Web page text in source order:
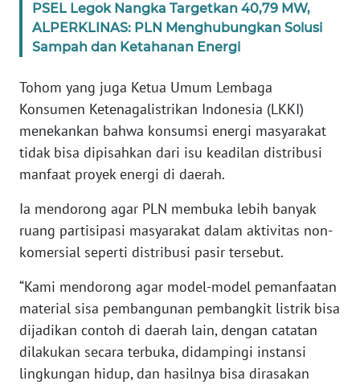
PSEL Legok Nangka Targetkan 40,79 MW,
ALPERKLINAS: PLN Menghubungkan Solusi
Sampah dan Ketahanan Energi
Tohom yang juga Ketua Umum Lembaga
Konsumen Ketenagalistrikan Indonesia (LKKI)
menekankan bahwa konsumsi energi masyarakat
tidak bisa dipisahkan dari isu keadilan distribusi
manfaat proyek energi di daerah.
Ia mendorong agar PLN membuka lebih banyak
ruang partisipasi masyarakat dalam aktivitas non-
komersial seperti distribusi pasir tersebut.
“Kami mendorong agar model-model pemanfaatan
material sisa pembangunan pembangkit listrik bisa
dijadikan contoh di daerah lain, dengan catatan
dilakukan secara terbuka, didampingi instansi
lingkungan hidup, dan hasilnya bisa dirasakan
WN
JABAR
BANTEN
WN
NTT
KEPRI
WN
WN
PAPUA
BARAT